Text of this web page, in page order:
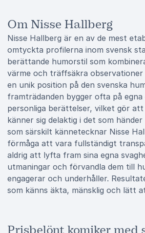
Om Nisse Hallberg
Nisse Hallberg är en av de mest
omtyckta profilerna inom svensk
berättande humorstil som
värme och träffsäkra observationer
en unik position på den svenska
framträdanden bygger ofta på
personliga berättelser, vilket gör
känner sig delaktig i det som
som särskilt kännetecknar Nisse
förmåga att vara fullständigt
aldrig att lyfta fram sina egna
utmaningar och förvandla dem till
engagerar och underhåller.
som känns äkta, mänsklig och lätt
Prisbelönt komiker med